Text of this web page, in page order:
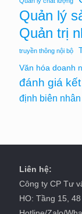
Quản lý
Quản trị
truyền thông nội bộ
Văn hóa doanh
đánh giá
định biên
Liên hệ:
Công ty CP Tư
HO: Tầng 15,